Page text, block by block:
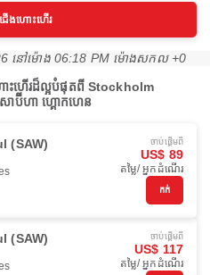
ើងហោះហើរ
នៅ​ម៉ោង 06:18 PM ម៉ោង​សកល +0
ះហើរដ៏ល្អបំផុតពី Stockholm
ាប៊ីហា ហ្គោកហេន
(SAW) ចាប់ផ្ដើមពី
US$ 89
តម្លៃ/ អ្នកដំណើរ
កក់
(SAW) ចាប់ផ្ដើមពី
US$ 117
តម្លៃ/ អ្នកដំណើរ